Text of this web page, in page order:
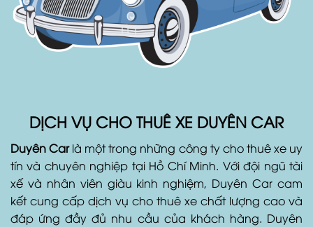
DỊCH VỤ CHO THUÊ XE DUYÊN CAR
Duyên Carlà một trong những công ty cho thuê xe uy
tín và chuyên nghiệp tại Hồ Chí Minh. Với đội ngũ tài
xế và nhân viên giàu kinh nghiệm, Duyên Car cam
kết cung cấp dịch vụ cho thuê xe chất lượng cao và
đáp ứng đầy đủ nhu cầu của khách hàng. Duyên